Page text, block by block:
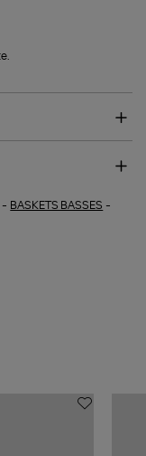
- BASKETS BASSES -